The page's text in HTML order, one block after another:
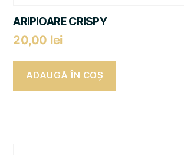
ARIPIOARE CRISPY
20,00 lei
ADAUGĂ ÎN COȘ